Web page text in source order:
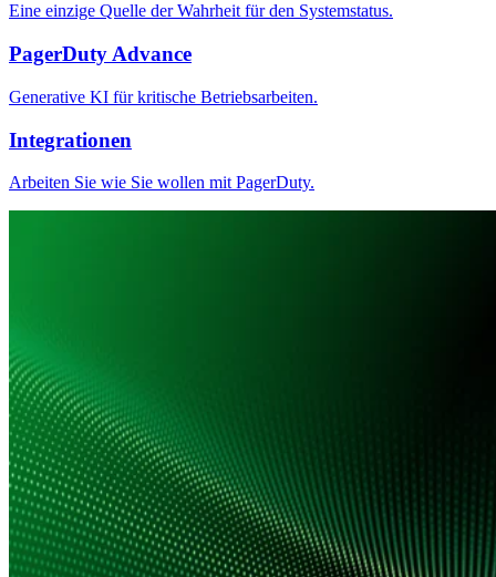
Eine einzige Quelle der Wahrheit für den Systemstatus.
PagerDuty Advance
Generative KI für kritische Betriebsarbeiten.
Integrationen
Arbeiten Sie wie Sie wollen mit PagerDuty.